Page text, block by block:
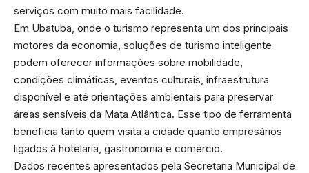
serviços com muito mais facilidade.
Em Ubatuba, onde o turismo representa um dos principais
motores da economia, soluções de turismo inteligente
podem oferecer informações sobre mobilidade,
condições climáticas, eventos culturais, infraestrutura
disponível e até orientações ambientais para preservar
áreas sensíveis da Mata Atlântica. Esse tipo de ferramenta
beneficia tanto quem visita a cidade quanto empresários
ligados à hotelaria, gastronomia e comércio.
Dados recentes apresentados pela Secretaria Municipal de